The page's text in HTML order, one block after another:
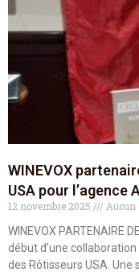
WINEVOX
USA pour l’agence
12 novembre 2025
WINEVOX PARTENAIRE
début d’une
des Rôtisseurs USA.